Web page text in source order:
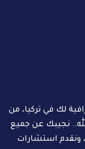
لك في تركيا، من
نجيبك عن جميع
ونقدم استشارات